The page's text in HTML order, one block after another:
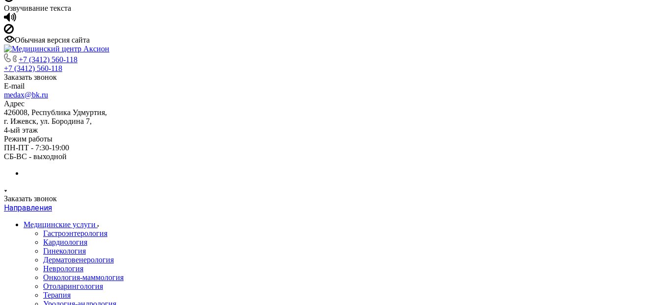
Озвучивание текста
Обычная версия сайта
+7 (3412) 560-118
+7 (3412) 560-118
Заказать звонок
E-mail
medax@bk.ru
Адрес
426008, Республика Удмуртия,
г. Ижевск, ул. Бородина 7,
4-ый этаж
Режим работы
ПН-ПТ - 7:30-19:00
СБ-ВС - выходной
Заказать звонок
Направления
Медицинские услуги
Гастроэнтерология
Кардиология
Гинекология
Дерматовенерология
Неврология
Онкология-маммология
Отоларингология
Терапия